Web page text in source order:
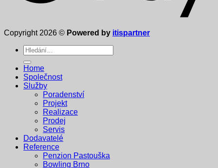
Copyright 2026 © Powered by itispartner
Hledat:
Home
Společnost
Služby
Poradenství
Projekt
Realizace
Prodej
Servis
Dodavatelé
Reference
Penzion Pastouška
Bowling Brno